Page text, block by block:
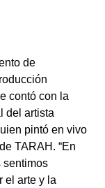
de
contó con la
del artista
pintó en vivo
TARAH. “En
sentimos
el arte y la